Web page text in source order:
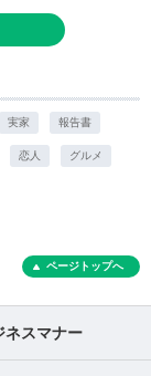
実家 報告書
恋人 グルメ
ページトップへ
ネスマナー